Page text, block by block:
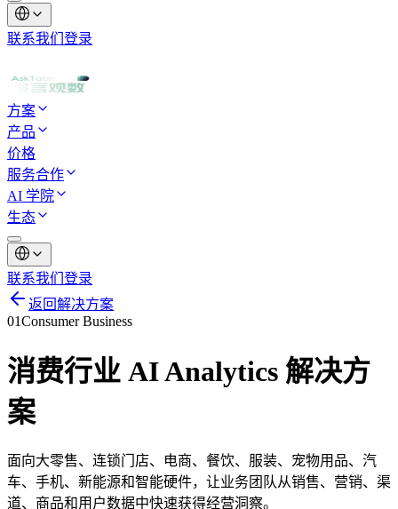
联系我们 登录
方案
产品
价格
服务合作
AI 学院
生态
联系我们 登录
返回解决方案
01Consumer Business
消费行业 AI Analytics 解决方
案
面向大零售、连锁门店、电商、餐饮、服装、宠物用品、汽
车、手机、新能源和智能硬件，让业务团队从销售、营销、渠
道、商品和用户数据中快速获得经营洞察。